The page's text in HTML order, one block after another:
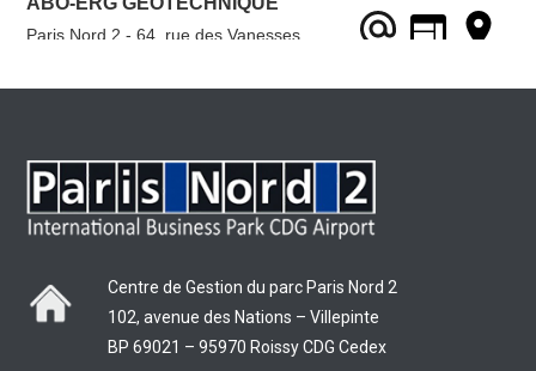
Centre de Gestion du parc Paris Nord 2
102, avenue des Nations – Villepinte
BP 69021 – 95970 Roissy CDG Cedex